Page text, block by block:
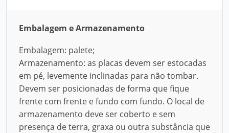
Embalagem e Armazenamento
Embalagem: palete;
Armazenamento: as placas devem ser estocadas
em pé, levemente inclinadas para não tombar.
Devem ser posicionadas de forma que fique
frente com frente e fundo com fundo. O local de
armazenamento deve ser coberto e sem
presença de terra, graxa ou outra substância que